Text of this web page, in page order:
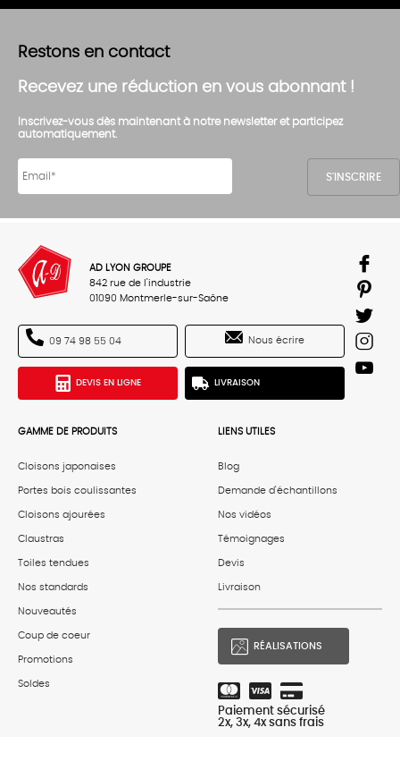
Restons en contact
Recevez une réduction en vous abonnant !
Inscrivez-vous dès maintenant à notre newsletter et participez
automatiquement.
AD LYON GROUPE
842 rue de l'industrie
01090 Montmerle-sur-Saône
09 74 98 55 04 Nous écrire
DEVIS EN LIGNE LIVRAISON
GAMME DE PRODUITS
Cloisons japonaises
Portes bois coulissantes
Cloisons ajourées
Claustras
Toiles tendues
Nos standards
Nouveautés
Coup de coeur
Promotions
Soldes
LIENS UTILES
Blog
Demande d'échantillons
Nos vidéos
Témoignages
Devis
Livraison
RÉALISATIONS
Paiement sécurisé
2x, 3x, 4x sans frais